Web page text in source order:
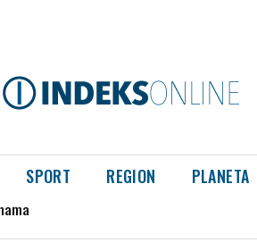
SPORT REGION PLANETA
dece